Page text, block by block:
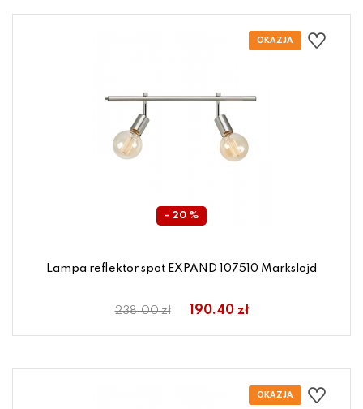
- 20 %
Lampa reflektor spot EXPAND 107510 Markslojd
238.00 zł 190.40 zł